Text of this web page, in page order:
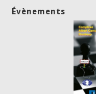
Évènements